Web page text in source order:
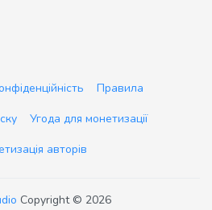
Правила
Угода для монетизації
авторів
Copyright © 2026